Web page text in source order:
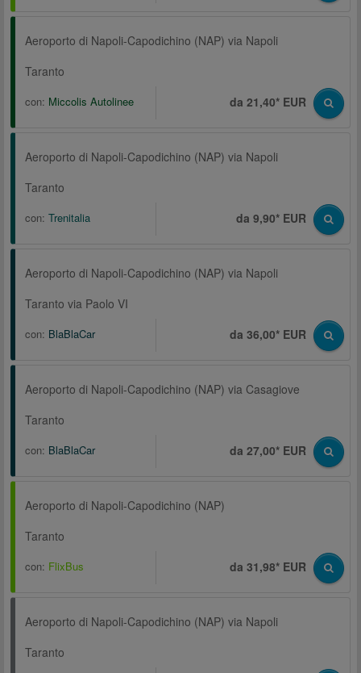
Aeroporto di Napoli-Capodichino (NAP) via Napoli
Taranto
con: Miccolis Autolinee da 21,40* EUR
Aeroporto di Napoli-Capodichino (NAP) via Napoli
Taranto
con: Trenitalia da 9,90* EUR
Aeroporto di Napoli-Capodichino (NAP) via Napoli
Taranto via Paolo VI
con: BlaBlaCar da 36,00* EUR
Aeroporto di Napoli-Capodichino (NAP) via Casagiove
Taranto
con: BlaBlaCar da 27,00* EUR
Aeroporto di Napoli-Capodichino (NAP)
Taranto
con: FlixBus da 31,98* EUR
Aeroporto di Napoli-Capodichino (NAP) via Napoli
Taranto